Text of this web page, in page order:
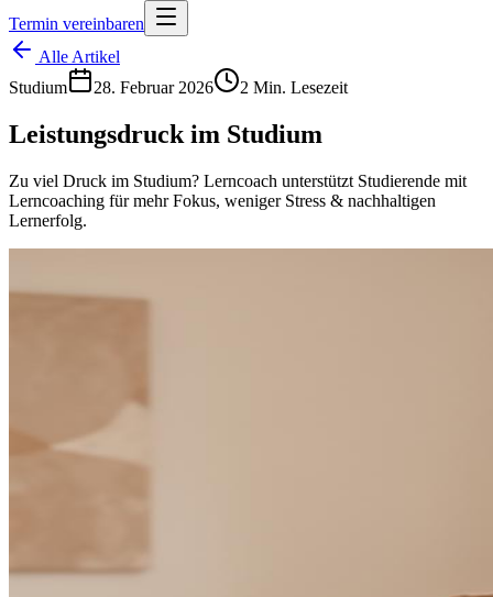
Termin vereinbaren
Alle Artikel
Studium
28. Februar 2026 2 Min. Lesezeit
Leistungsdruck im Studium
Zu viel Druck im Studium? Lerncoach unterstützt Studierende mit
Lerncoaching für mehr Fokus, weniger Stress & nachhaltigen
Lernerfolg.